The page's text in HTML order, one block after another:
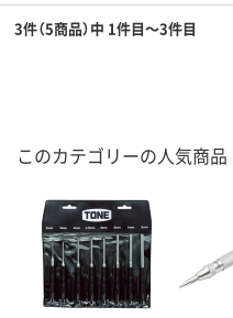
3件（5商品）中 1件目～3件目
このカテゴリーの人気商品